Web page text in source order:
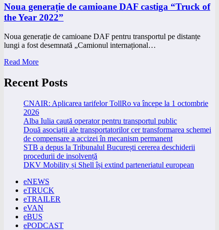
Noua generație de camioane DAF castiga “Truck of
the Year 2022”
Noua generație de camioane DAF pentru transportul pe distanțe
lungi a fost desemnată „Camionul internațional…
Read More
Recent Posts
CNAIR: Aplicarea tarifelor TollRo va începe la 1 octombrie
2026
Alba Iulia caută operator pentru transportul public
Două asociații ale transportatorilor cer transformarea schemei
de compensare a accizei în mecanism permanent
STB a depus la Tribunalul București cererea deschiderii
procedurii de insolvență
DKV Mobility și Shell își extind parteneriatul european
eNEWS
eTRUCK
eTRAILER
eVAN
eBUS
ePODCAST